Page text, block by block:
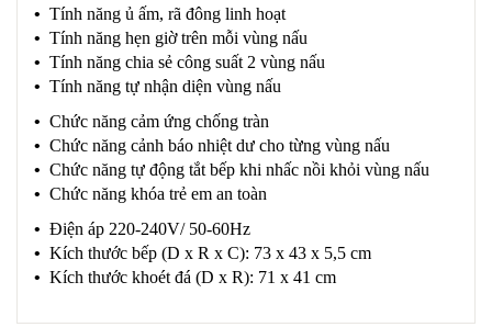
• Tính năng ủ ấm, rã đông linh hoạt
• Tính năng hẹn giờ trên mỗi vùng nấu
• Tính năng chia sẻ công suất 2 vùng nấu
• Tính năng tự nhận diện vùng nấu
• Chức năng cảm ứng chống tràn
• Chức năng cảnh báo nhiệt dư cho từng vùng nấu
• Chức năng tự động tắt bếp khi nhấc nồi khỏi vùng nấu
• Chức năng khóa trẻ em an toàn
• Điện áp 220-240V/ 50-60Hz
• Kích thước bếp (D x R x C): 73 x 43 x 5,5 cm
• Kích thước khoét đá (D x R): 71 x 41 cm